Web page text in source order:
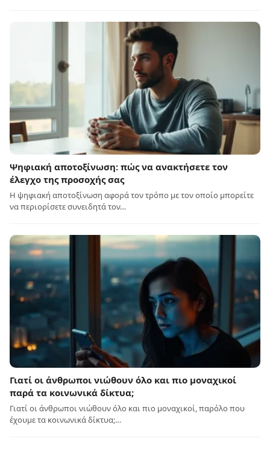
Ψηφιακή αποτοξίνωση: πώς να ανακτήσετε τον
έλεγχο της προσοχής σας
Η ψηφιακή αποτοξίνωση αφορά τον τρόπο με τον οποίο μπορείτε
να περιορίσετε συνειδητά τον…
Γιατί οι άνθρωποι νιώθουν όλο και πιο μοναχικοί
παρά τα κοινωνικά δίκτυα;
Γιατί οι άνθρωποι νιώθουν όλο και πιο μοναχικοί, παρόλο που
έχουμε τα κοινωνικά δίκτυα;…